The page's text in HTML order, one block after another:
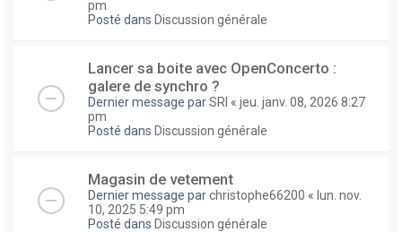
pm
Posté dans Discussion générale
Lancer sa boite avec OpenConcerto :
galere de synchro ?
Dernier message parSRI « jeu. janv. 08, 2026 8:27
pm
Posté dans Discussion générale
Magasin de vetement
Dernier message parchristophe66200 « lun. nov.
10, 2025 5:49 pm
Posté dans Discussion générale